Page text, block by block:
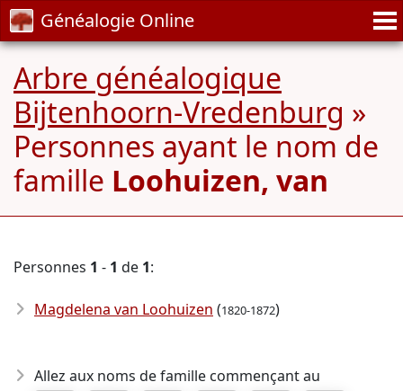
Généalogie Online
Arbre généalogique
Bijtenhoorn-Vredenburg »
Personnes ayant le nom de
famille Loohuizen, van
Personnes 1 - 1 de 1:
Magdelena van Loohuizen (1820-1872)
Allez aux noms de famille commençant au